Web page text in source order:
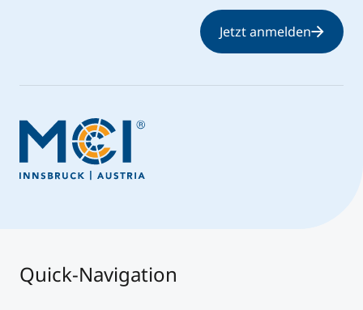
Jetzt anmelden
Quick-Navigation